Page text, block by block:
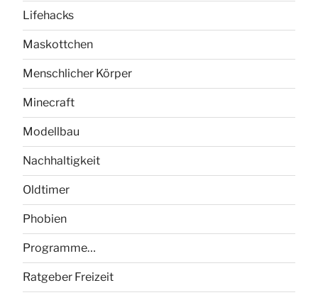
Lifehacks
Maskottchen
Menschlicher Körper
Minecraft
Modellbau
Nachhaltigkeit
Oldtimer
Phobien
Programme…
Ratgeber Freizeit